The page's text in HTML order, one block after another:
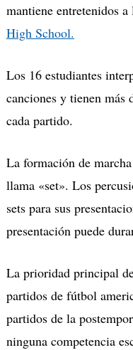
mantiene entretenidos
High School.
Los 16 estudiantes
canciones y tienen más
cada partido.
La formación de
llama «set». Los
sets para sus
presentación puede
La prioridad principal
partidos de fútbol
partidos de la
ninguna competencia